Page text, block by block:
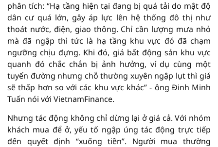
phân tích: “Hạ tầng hiện tại đang bị quá tải do mật độ
dân cư quá lớn, gây áp lực lên hệ thống đô thị như
thoát nước, điện, giao thông. Chỉ cần lượng mưa nhỏ
mà đã ngập thì tức là hạ tầng khu vực đó đã chạm
ngưỡng chịu đựng. Khi đó, giá bất động sản khu vực
quanh đó chắc chắn bị ảnh hưởng, ví dụ cùng một
tuyến đường nhưng chỗ thường xuyên ngập lụt thì giá
sẽ thấp hơn so với các khu vực khác” - ông Đinh Minh
Tuấn nói với VietnamFinance.
Nhưng tác động không chỉ dừng lại ở giá cả. Với nhóm
khách mua để ở, yếu tố ngập úng tác động trực tiếp
đến quyết định “xuống tiền”. Người mua thường